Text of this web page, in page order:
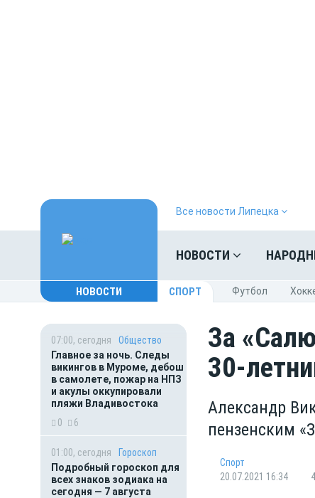
Все новости Липецка
НОВОСТИ
НОВОСТИ СПОРТ Футбол
07:00, сегодня
Общество
Главное за ночь. Следы
викингов в Муроме, дебош
в самолете, пожар на НПЗ
и акулы оккупировали
пляжи Владивостока
0
6
01:00, сегодня
Гороскоп
Подробный гороскоп для
всех знаков зодиака на
сегодня — 7 августа
За
30-
Александр
пензенским
Спорт
20.07.2021 16:34